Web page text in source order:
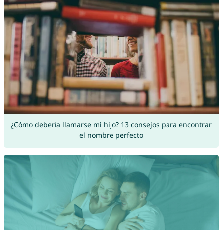
¿Cómo debería llamarse mi hijo? 13 consejos para encontrar
el nombre perfecto